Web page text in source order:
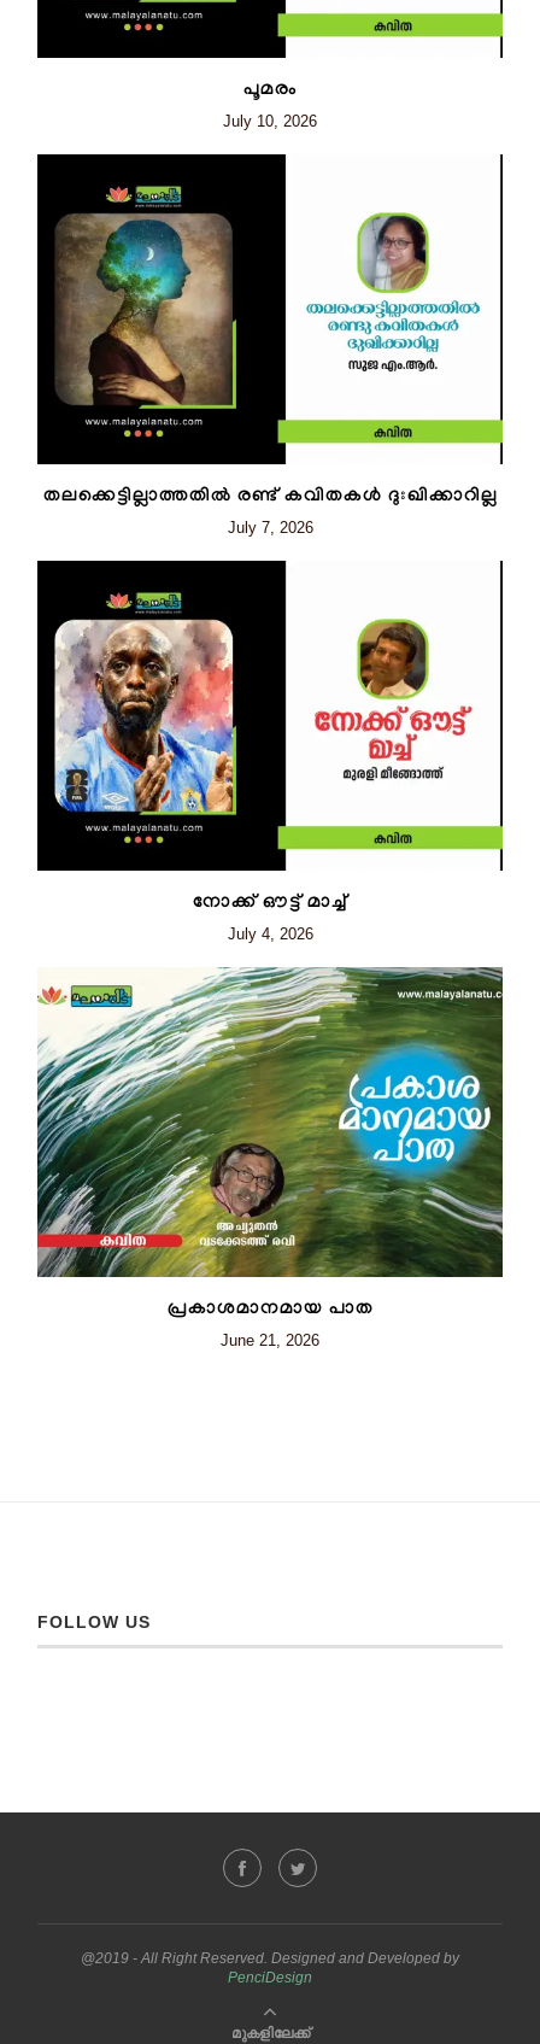
പൂമരം
July 10, 2026
തലക്കെട്ടില്ലാത്തതിൽ രണ്ട് കവിതകൾ ദുഃഖിക്കാറില്ല
July 7, 2026
നോക്ക് ഔട്ട് മാച്ച്
July 4, 2026
പ്രകാശമാനമായ പാത
June 21, 2026
FOLLOW US
@2019 - All Right Reserved. Designed and Developed by
PenciDesign
മുകളിലേക്ക്